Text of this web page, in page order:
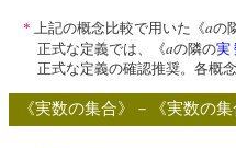
* 上記の概念比較で用いた《aの
正式な定義では、《aの隣の実
正式な定義の確認推奨。各概念
《実数の集合》－《実数